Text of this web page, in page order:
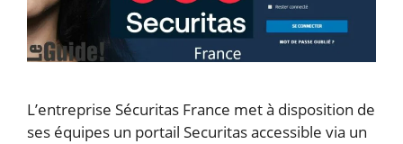
L’entreprise Sécuritas France met à disposition de
ses équipes un portail Securitas accessible via un